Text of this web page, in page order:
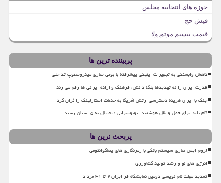
حوزه های انتخابیه مجلس
فیش حج
قیمت بیسیم موتورولا
پربیننده ترین ها
کاهش وابستگی به تجهیزات اپتیکی پیشرفته با بومی سازی میکروسکوپ تداخلی
قدرت ایران را نه تهدیدها بلکه دانش، فرهنگ و اراده ایرانی ها رقم می زند
جنگ با ایران هزینه دسترسی ارتش آمریکا به خدمات استارلینک را گران کرد
گام بلند برای حمل و نقل هوشمند اتوبوسرانی دیجیتال به ۵ استان رسید
پربحث ترین ها
لزوم ایمن سازی سیستم بانکی با رمزنگاری های پساکوانتومی
انرژی های نو و رشد تولید کشاورزی
تمدید مهلت نام نویسی دومین نمایشگاه فر ایران ۲ تا ۳۱ مرداد